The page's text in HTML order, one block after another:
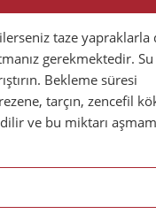
taze yapraklarla
gerekmektedir. Su
Bekleme süresi
tarçın, zencefil
ve bu miktarı